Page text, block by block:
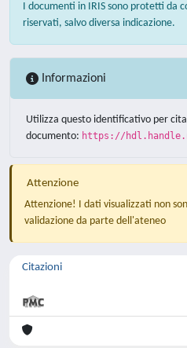
I documenti in IRIS sono protetti da
riservati, salvo diversa indicazione.
Informazioni
Utilizza questo identificativo per
documento: https://
Attenzione
Attenzione! I dati visualizzati non
validazione da parte dell'ateneo
Citazioni